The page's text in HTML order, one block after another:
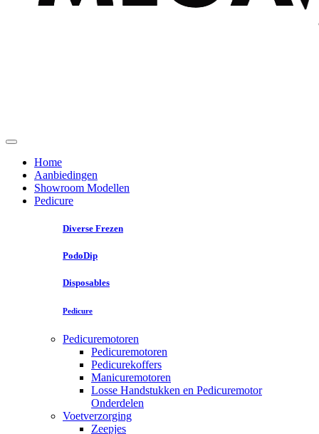
Home
Aanbiedingen
Showroom Modellen
Pedicure
Diverse Frezen
PodoDip
Disposables
Pedicure
Pedicuremotoren
Pedicuremotoren
Pedicurekoffers
Manicuremotoren
Losse Handstukken en Pedicuremotor
Onderdelen
Voetverzorging
Zeepjes